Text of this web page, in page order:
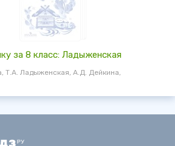
за 8 класс: Ладыженская
Т.А. Ладыженская, А.Д. Дейкина,